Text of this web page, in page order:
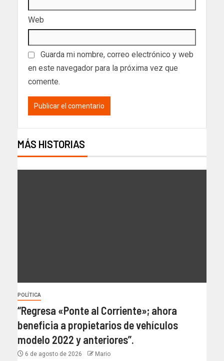
Web
Guarda mi nombre, correo electrónico y web
en este navegador para la próxima vez que
comente.
MÁS HISTORIAS
POLÍTICA
“Regresa «Ponte al Corriente»; ahora
beneficia a propietarios de vehículos
modelo 2022 y anteriores”.
6 de agosto de 2026 Mario